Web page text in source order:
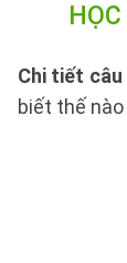
Chi tiết câu
biết thế